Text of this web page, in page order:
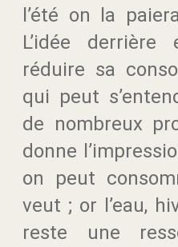
l’été on la
L’idée
réduire sa
qui peut
de nombreux
donne
on peut
veut ; or l’eau,
reste une